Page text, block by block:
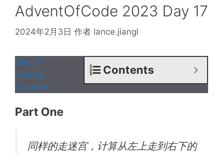
AdventOfCode 2023 Day 17
2024年2月3日 作者 lance.jiangl
Contents
Day 17:
Clumsy
Crucible
Part One
同样的走迷宫，计算从左上走到右下的